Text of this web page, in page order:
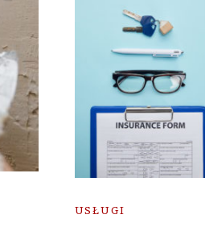
USŁUGI